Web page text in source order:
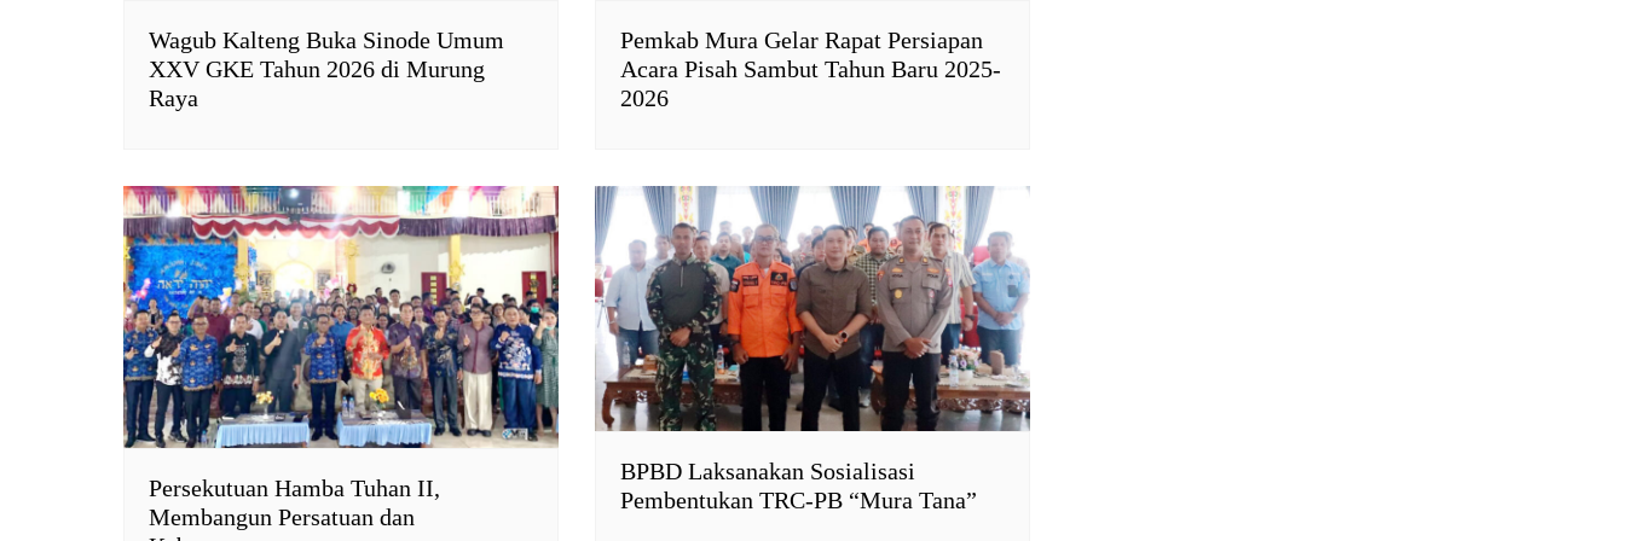
Wagub Kalteng Buka Sinode Umum
XXV GKE Tahun 2026 di Murung
Raya
Pemkab Mura Gelar Rapat Persiapan
Acara Pisah Sambut Tahun Baru 2025-
2026
Persekutuan Hamba Tuhan II,
Membangun Persatuan dan
BPBD Laksanakan Sosialisasi
Pembentukan TRC-PB “Mura Tana”